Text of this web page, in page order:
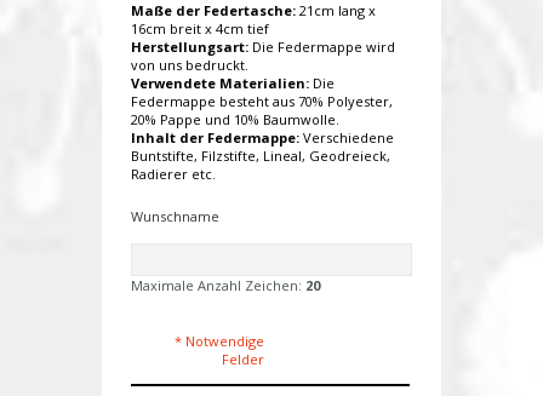
Maße der Federtasche: 21cm lang x
16cm breit x 4cm tief
Herstellungsart: Die Federmappe wird
von uns bedruckt.
Verwendete Materialien: Die
Federmappe besteht aus 70% Polyester,
20% Pappe und 10% Baumwolle.
Inhalt der Federmappe: Verschiedene
Buntstifte, Filzstifte, Lineal, Geodreieck,
Radierer etc.
Wunschname
Maximale Anzahl Zeichen: 20
* Notwendige
Felder